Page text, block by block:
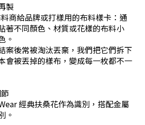
製
料商給品牌或打樣用的布料樣卡：通
著不同顏色、材質或花樣的布料小
。
案後常被淘汰丟棄，我們把它們拆下
會被丟掉的樣布，變成每一枚都不一
經典扶桑花作為識別，搭配金屬
。